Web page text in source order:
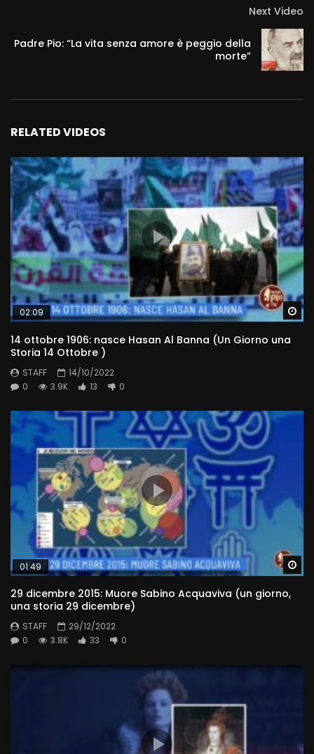
Next Video
Padre Pio: “La vita senza amore è peggio della
morte”
RELATED VIDEOS
02:09
14 ottobre 1906: nasce Hasan Al Banna (Un Giorno una
Storia 14 Ottobre )
STAFF
14/10/2022
0
3.9K 13 0
01:49
29 dicembre 2015: Muore Sabino Acquaviva (un giorno,
una storia 29 dicembre)
STAFF
29/12/2022
0
3.8K 33 0